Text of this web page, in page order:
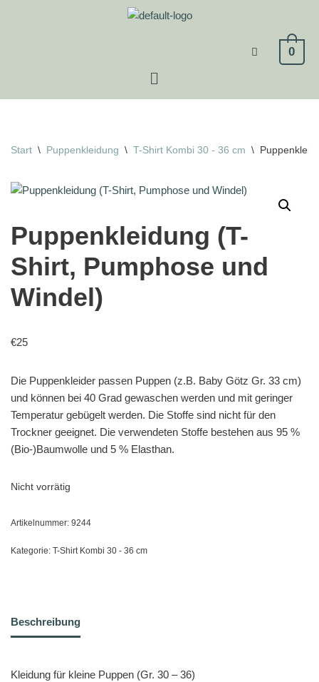
0
Start \ Puppenkleidung \ T-Shirt Kombi 30 - 36 cm \
Puppenkleidung (T-
Shirt, Pumphose und
Windel)
€25
Die Puppenkleider passen Puppen (z.B. Baby Götz Gr. 33 cm)
und können bei 40 Grad gewaschen werden und mit geringer
Temperatur gebügelt werden. Die Stoffe sind nicht für den
Trockner geeignet. Die verwendeten Stoffe bestehen aus 95 %
(Bio-)Baumwolle und 5 % Elasthan.
Nicht vorrätig
Artikelnummer: 9244
Kategorie: T-Shirt Kombi 30 - 36 cm
Beschreibung
Kleidung für kleine Puppen (Gr. 30 – 36)